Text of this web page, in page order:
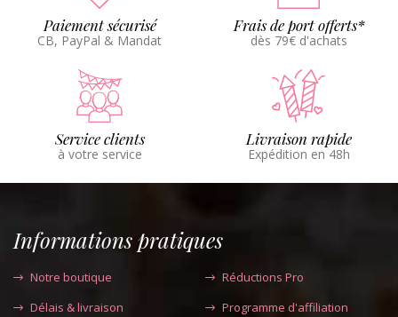
Paiement sécurisé
CB, PayPal & Mandat
Frais de port offerts*
dès 79€ d'achats
Service clients
à votre service
Livraison rapide
Expédition en 48h
Informations pratiques
Notre boutique
Délais & livraison
Réductions Pro
Programme d'affiliation